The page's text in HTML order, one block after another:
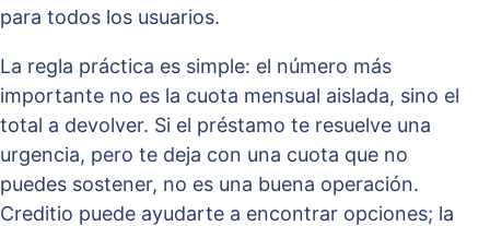
para todos los usuarios.
La regla práctica es simple: el número más
importante no es la cuota mensual aislada, sino el
total a devolver. Si el préstamo te resuelve una
urgencia, pero te deja con una cuota que no
puedes sostener, no es una buena operación.
Creditio puede ayudarte a encontrar opciones; la